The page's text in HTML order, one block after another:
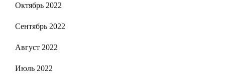
Октябрь 2022
Сентябрь 2022
Август 2022
Июль 2022